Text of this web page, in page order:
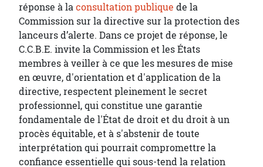
réponse à laconsultation publique de la
Commission sur la directive sur la protection des
lanceurs d’alerte. Dans ce projet de réponse, le
C.C.B.E. invite la Commission et les États
membres à veiller à ce que les mesures de mise
en œuvre, d'orientation et d'application de la
directive, respectent pleinement le secret
professionnel, qui constitue une garantie
fondamentale de l'État de droit et du droit à un
procès équitable, et à s'abstenir de toute
interprétation qui pourrait compromettre la
confiance essentielle qui sous-tend la relation